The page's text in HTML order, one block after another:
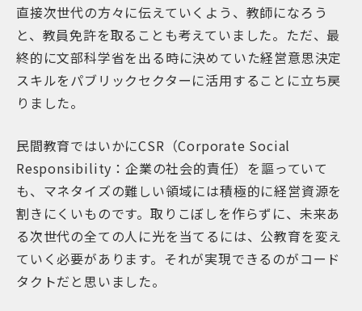
直接次世代の方々に伝えていくよう、教師になろう
と、教員免許を取ることも考えていました。ただ、最
終的に文部科学省を出る時に決めていた経営意思決定
スキルをパブリックセクターに活用することに立ち戻
りました。
民間教育ではいかにCSR（Corporate Social
Responsibility：企業の社会的責任）を謳っていて
も、マネタイズの難しい領域には積極的に経営資源を
割きにくいものです。取りこぼしを作らずに、未来あ
る次世代の全ての人に光を当てるには、公教育を変え
ていく必要があります。それが実現できるのがコード
タクトだと思いました。